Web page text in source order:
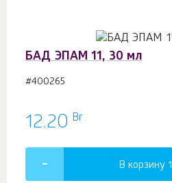
БАД ЭПАМ 11, 30 мл
#400265
12.20 Br
В корзину 1